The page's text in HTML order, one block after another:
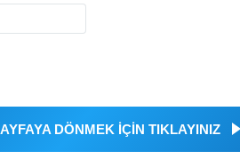
DÖNMEK İÇİN TIKLAYINIZ